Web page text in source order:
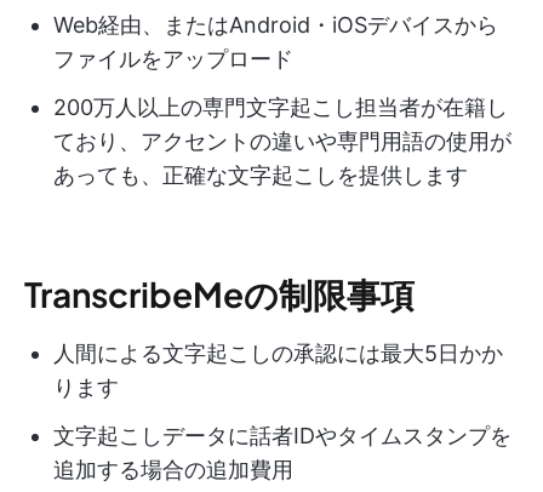
Web経由、またはAndroid・iOSデバイスから
ファイルをアップロード
200万人以上の専門文字起こし担当者が在籍し
ており、アクセントの違いや専門用語の使用が
あっても、正確な文字起こしを提供します
TranscribeMeの制限事項
人間による文字起こしの承認には最大5日かか
ります
文字起こしデータに話者IDやタイムスタンプを
追加する場合の追加費用